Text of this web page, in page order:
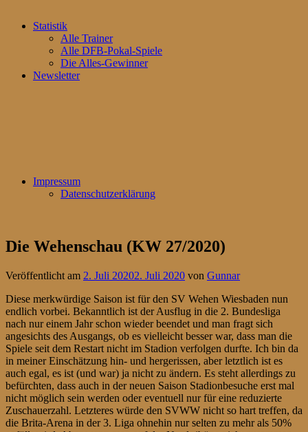
Statistik
Alle Trainer
Alle DFB-Pokal-Spiele
Die Alles-Gewinner
Newsletter
Impressum
Datenschutzerklärung
Die Wehenschau (KW 27/2020)
Veröffentlicht am 2. Juli 20202. Juli 2020 von Gunnar
Diese merkwürdige Saison ist für den SV Wehen Wiesbaden nun
endlich vorbei. Bekanntlich ist der Ausflug in die 2. Bundesliga
nach nur einem Jahr schon wieder beendet und man fragt sich
angesichts des Ausgangs, ob es vielleicht besser war, dass man die
Spiele seit dem Restart nicht im Stadion verfolgen durfte. Ich bin da
in meiner Einschätzung hin- und hergerissen, aber letztlich ist es
auch egal, es ist (und war) ja nicht zu ändern. Es steht allerdings zu
befürchten, dass auch in der neuen Saison Stadionbesuche erst mal
nicht möglich sein werden oder eventuell nur für eine reduzierte
Zuschauerzahl. Letzteres würde den SVWW nicht so hart treffen, da
die Brita-Arena in der 3. Liga ohnehin nur selten zu mehr als 50%